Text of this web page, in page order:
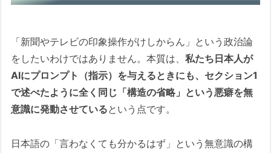
「新聞やテレビの印象操作がけしからん」という政治論
をしたいわけではありません。本質は、私たち日本人が
AIにプロンプト（指示）を与えるときにも、セクション1
で述べたように全く同じ「構造の省略」という悪癖を無
意識に発動させているという点です。
日本語の「言わなくても分かるはず」という無意識の構